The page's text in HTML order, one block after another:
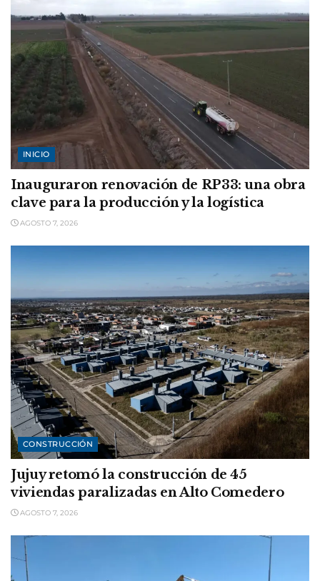
INICIO
Inauguraron renovación de RP33: una obra
clave para la producción y la logística
AGOSTO 7, 2026
CONSTRUCCIÓN
Jujuy retomó la construcción de 45
viviendas paralizadas en Alto Comedero
AGOSTO 7, 2026